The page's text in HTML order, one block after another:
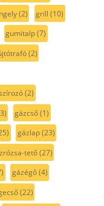
(2) grill (10)
gumitalp(7)
(2)
(2)
gázcső(1)
gázlap(23)
tető(27)
gázégő(4)
(22)